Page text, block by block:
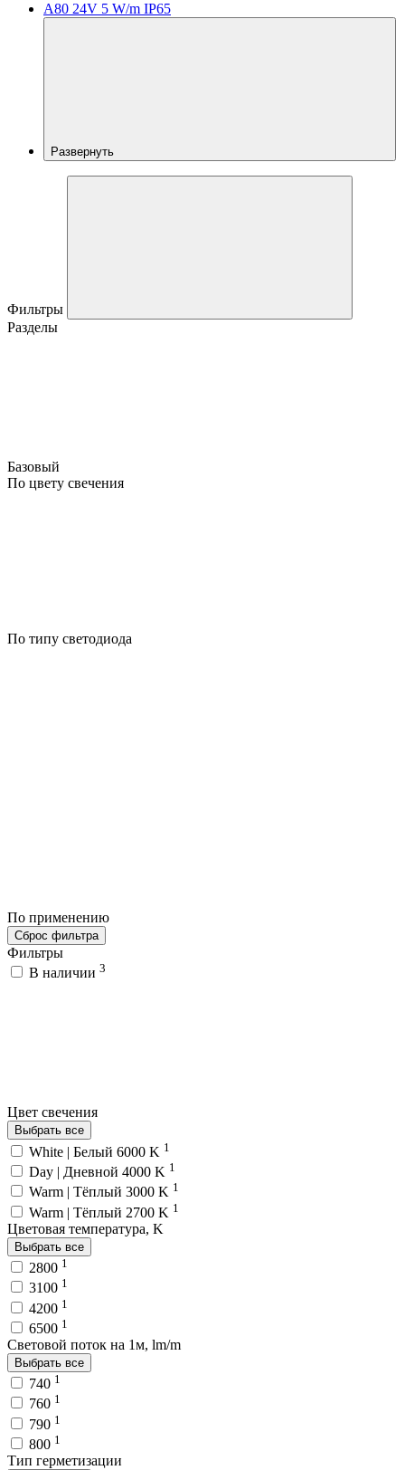
A80 24V 5 W/m IP65
Развернуть
Фильтры
Разделы
Базовый
По цвету свечения
По типу светодиода
По применению
Сброс фильтра
Фильтры
В наличии 3
Цвет свечения
Выбрать все
White | Белый 6000 K 1
Day | Дневной 4000 K 1
Warm | Тёплый 3000 K 1
Warm | Тёплый 2700 K 1
Цветовая температура, K
Выбрать все
2800 1
3100 1
4200 1
6500 1
Световой поток на 1м, lm/m
Выбрать все
740 1
760 1
790 1
800 1
Тип герметизации